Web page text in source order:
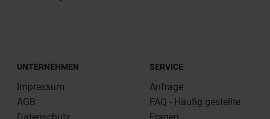
UNTERNEHMEN
Impressum
AGB
SERVICE
Anfrage
FAQ - Häufig gestellte